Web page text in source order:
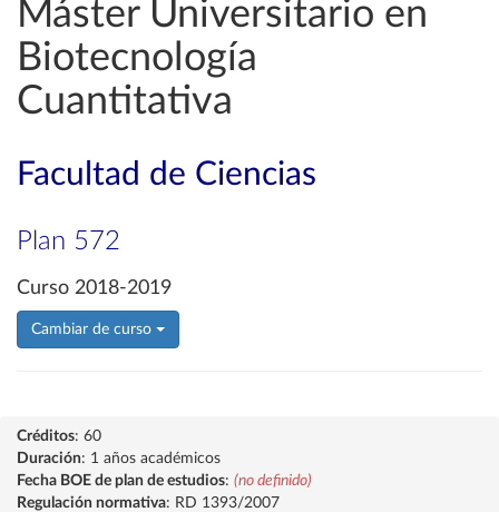
Máster Universitario en
Biotecnología
Cuantitativa
Facultad de Ciencias
Plan 572
Curso 2018-2019
Cambiar de curso
Créditos: 60
Duración: 1 años académicos
Fecha BOE de plan de estudios: (no definido)
Regulación normativa: RD 1393/2007